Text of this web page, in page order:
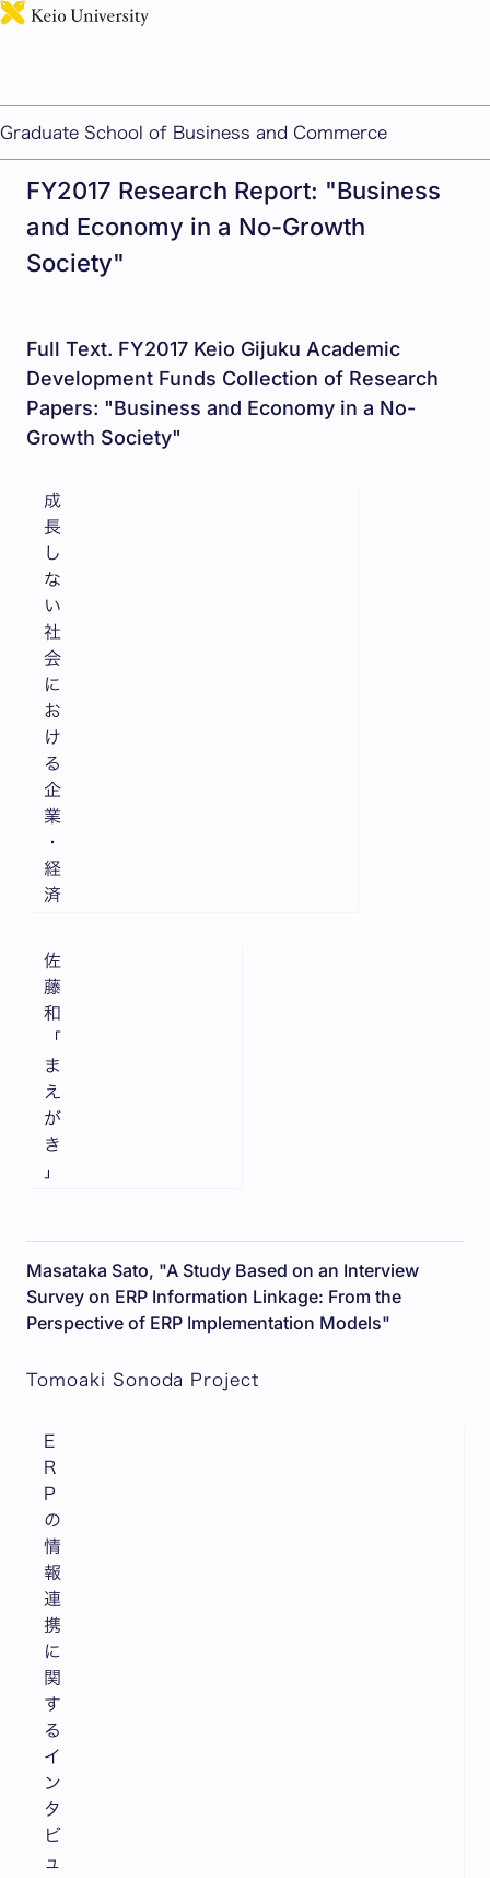
Graduate School of Business and Commerce
Research Project FY2017
FY2017 Research Report: "Business
and Economy in a No-Growth
Society"
Full Text. FY2017 Keio Gijuku Academic
Development Funds Collection of Research
Papers: "Business and Economy in a No-
Growth Society"
成
長
し
な
い
社
会
に
お
け
る
企
業
・
経
済
佐
藤
和
「
ま
え
が
き
」
Masataka Sato, "A Study Based on an Interview
Survey on ERP Information Linkage: From the
Perspective of ERP Implementation Models"
Tomoaki Sonoda Project
E
R
P
の
情
報
連
携
に
関
す
る
イ
ン
タ
ビ
ュ